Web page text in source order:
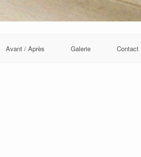
Avant / Après Galerie Contact